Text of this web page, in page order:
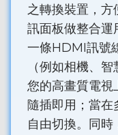
之轉換裝置，
訊面板做整合運
一條HDMI訊號
（例如相機、
您的高畫質電視
隨插即用；當
自由切換。同